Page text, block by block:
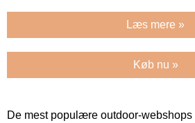
Læs mere »
Køb nu »
De mest populære outdoor-